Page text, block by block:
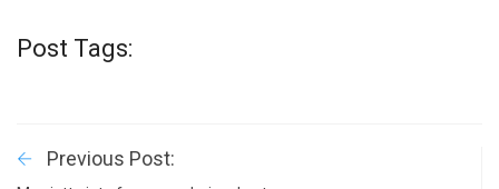
Post Tags:
Previous Post: